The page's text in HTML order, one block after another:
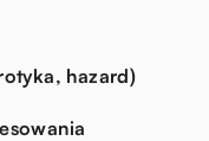
hazard)